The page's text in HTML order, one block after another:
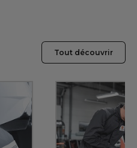
Tout découvrir